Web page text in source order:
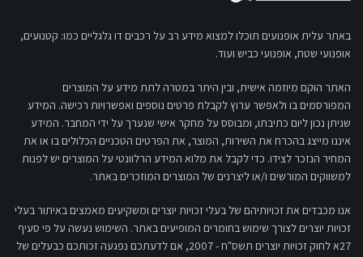
באתר עלית אופנועים תוכלו למצוא מידע רב על רכבים דו גלגליים כמו: קטנועים,
אופנועי שטח, אופנועי כביש ועוד.
האתר הוקם מיוזמה אישית, ובין היתר במטרה לתת מידע על המוצרים
המפורסמים בו ולאפשר ערוץ לקבלת פרטים נוספים ואפשרויות רכישה. המידע
שניתן נכון ליום כתיבתו, ומבוסס על מחקר אישי שנערך על ידי המחבר. המידע
איננו מייצג בהכרח את השירות, המוצר, את הפרטים הטכניים הכלולים בו או את
המחיר הנזכר לצידו. כדי לקבל את מלוא המידע הרלוונטי על המוצרים יש לפנות
למשווקים המורשים ו/או ליצרנים של המוצרים המוזכרים באתר.
אנו מכבדים את זכויותיהם של בעלי זכויות יוצרים ומשקיעים מאמצים באיתור בעלי
זכויות יוצרים לצורך שימוש בחומרים המופיעים באתר. השימוש נעשה על פי סעיף
27א לחוק זכויות יוצרים תשס"ח - 2007, אם לדעתכם נפגעה זכותכם כבעלים של